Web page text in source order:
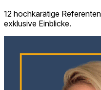
12 hochkarätige
exklusive Einblicke.